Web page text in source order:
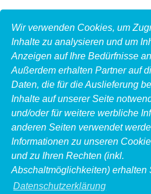
Wir verwenden Cookies, um
Inhalte zu analysieren und um
Anzeigen auf Ihre Bedürfnisse
Außerdem erhalten Partner auf
Daten, die für die Auslieferung
Inhalte auf unserer Seite
und/oder für weitere werbliche
anderen Seiten verwendet
Informationen zu unseren
und zu Ihren Rechten (inkl.
Abschaltmöglichkeiten) erhalten
Datenschutzerklärung